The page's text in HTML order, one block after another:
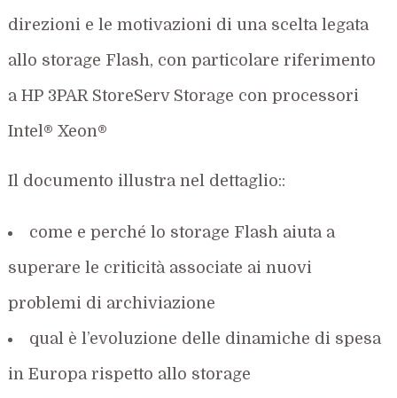
direzioni e le motivazioni di una scelta legata
allo storage Flash, con particolare riferimento
a HP 3PAR StoreServ Storage con processori
Intel® Xeon®
Il documento illustra nel dettaglio::
come e perché lo storage Flash aiuta a
superare le criticità associate ai nuovi
problemi di archiviazione
qual è l’evoluzione delle dinamiche di spesa
in Europa rispetto allo storage